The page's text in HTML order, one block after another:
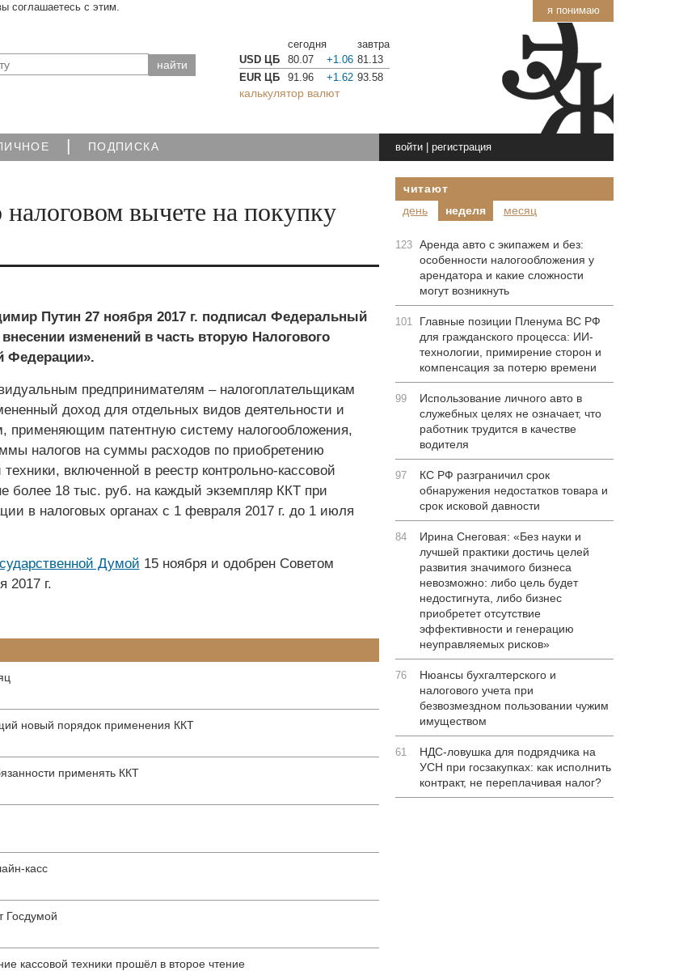
я понимаю
соглашаетесь с этим.
сегодня
завтра
USD ЦБ
80.07 +1.06 81.13
EUR ЦБ
91.96 +1.62 93.58
калькулятор валют
| ПОДПИСКА войти| регистрация
вычете на покупку
Путин 27 ноября 2017 г. подписал Федеральный
изменений в часть вторую Налогового
Федерации».
предпринимателям – налогоплательщикам
доход для отдельных видов деятельности и
применяющим патентную систему налогообложения,
налогов на суммы расходов по приобретению
техники, включенной в реестр контрольно-кассовой
более 18 тыс. руб. на каждый экземпляр ККТ при
в налоговых органах с 1 февраля 2017 г. до 1 июля
Думой 15 ноября и одобрен Советом
2017 г.
новый порядок применения ККТ
применять ККТ
касс
Госдумой
кассовой техники прошёл в второе чтение
читают
день
неделя месяц
123 Аренда авто с экипажем и без:
особенности налогообложения у
арендатора и какие сложности
могут возникнуть
101
Главные позиции Пленума ВС РФ
для гражданского процесса: ИИ-
технологии, примирение сторон и
компенсация за потерю времени
99
Использование личного авто в
служебных целях не означает, что
работник трудится в качестве
водителя
97
КС РФ разграничил срок
обнаружения недостатков товара и
срок исковой давности
84
Ирина Снеговая: «Без науки и
лучшей практики достичь целей
развития значимого бизнеса
невозможно: либо цель будет
недостигнута, либо бизнес
приобретет отсутствие
эффективности и генерацию
неуправляемых рисков»
76
Нюансы бухгалтерского и
налогового учета при
безвозмездном пользовании чужим
имуществом
61
НДС-ловушка для подрядчика на
УСН при госзакупках: как исполнить
контракт, не переплачивая налог?